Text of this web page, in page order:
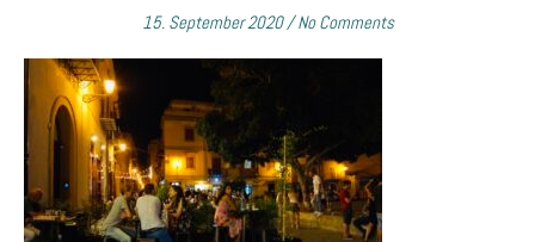
15. September 2020/ No Comments